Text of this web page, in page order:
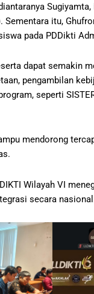
Sementara itu,
pada PDDikti
dapat semakin
pengambilan
seperti
mendorong
Wilayah VI
secara